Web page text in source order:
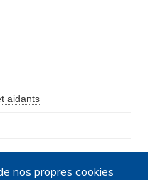
aidants
nos propres cookies